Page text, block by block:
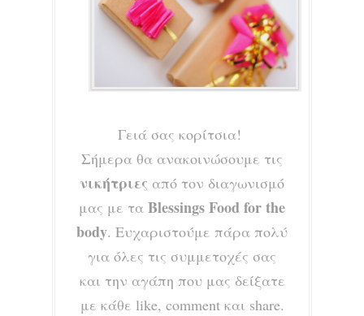
Γειά σας κορίτσια!
Σήμερα θα ανακοινώσουμε τις
νικήτριες από τον διαγωνισμό
μας με τα Blessings Food for the
body. Ευχαριστούμε πάρα πολύ
για όλες τις συμμετοχές σας
και την αγάπη που μας δείξατε
με κάθε like, comment και share.